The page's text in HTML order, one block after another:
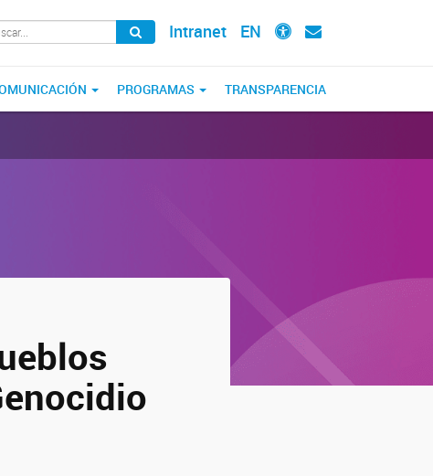
Intranet EN
PROGRAMAS TRANSPARENCIA